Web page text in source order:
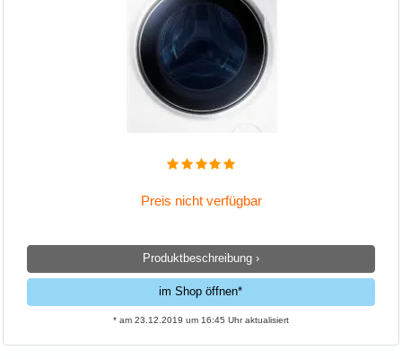
Preis nicht verfügbar
Produktbeschreibung ›
im Shop öffnen*
* am 23.12.2019 um 16:45 Uhr aktualisiert